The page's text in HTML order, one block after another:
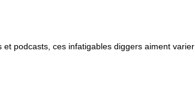
podcasts, ces infatigables diggers aiment varier